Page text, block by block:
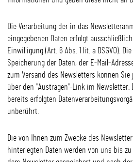
Die Verarbeitung der in das
eingegebenen Daten erfolgt
Einwilligung (Art. 6 Abs. 1 lit. a DSGVO).
Speicherung der Daten, der E-Mail-
zum Versand des Newsletters können
über den "Austragen"-Link im Newsletter.
bereits erfolgten
unberührt.
Die von Ihnen zum Zwecke des
hinterlegten Daten werden von uns bis